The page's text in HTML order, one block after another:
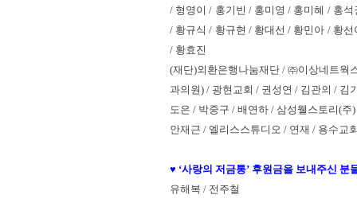
/ 형영이 / 홍기빈 / 홍미영 / 홍미혜 / 홍
/ 황규식 / 황규현 / 황대선 / 황민아 / 황
/ 황효진
(재단)외환은행나눔재단 / ㈜이상네트웍
과의원) / 광현교회 / 권성연 / 김관의 / 김
도은 / 박중구 / 배연하 / 삼성웰스토리(
안재근 / 엘리스스튜디오 / 연재 / 용수교
♥ ‘사랑의 저금통’ 후원금을 보내주신 분
유해복 / 전주철